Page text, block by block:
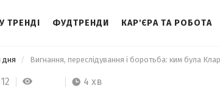
ТРЕНДІ ФУДТРЕНДИ КАР'ЄРА ТА РОБОТА
дня
4 хв